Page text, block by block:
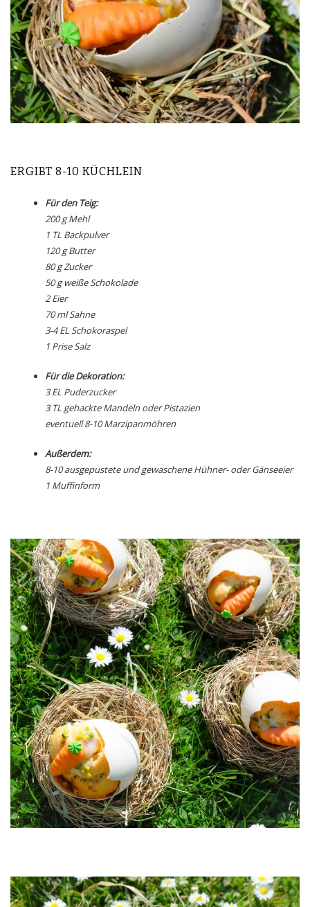
ERGIBT 8-10 KÜCHLEIN
Für den Teig:
200 g Mehl
1 TL Backpulver
120 g Butter
80 g Zucker
50 g weiße Schokolade
2 Eier
70 ml Sahne
3-4 EL Schokoraspel
1 Prise Salz
Für die Dekoration:
3 EL Puderzucker
3 TL gehackte Mandeln oder Pistazien
eventuell 8-10 Marzipanmöhren
Außerdem:
8-10 ausgepustete und gewaschene Hühner- oder Gänseeier
1 Muffinform